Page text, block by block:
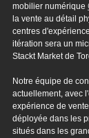
mobilier numérique
la vente au détail
centres
itération sera un
Stackt Market de
Notre équipe de
actuellement, avec
expérience de
déployée dans les
situés dans les